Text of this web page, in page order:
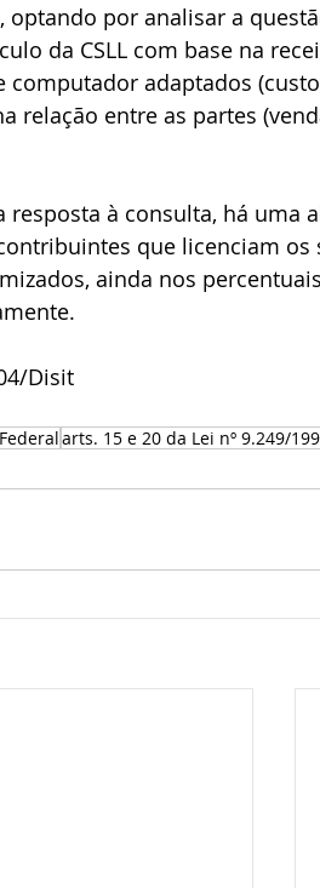
por analisar a
da CSLL com base na
adaptados
relação entre as partes
à consulta, há uma
que licenciam os
ainda nos
Disit
arts. 15 e 20 da Lei nº 9.249/